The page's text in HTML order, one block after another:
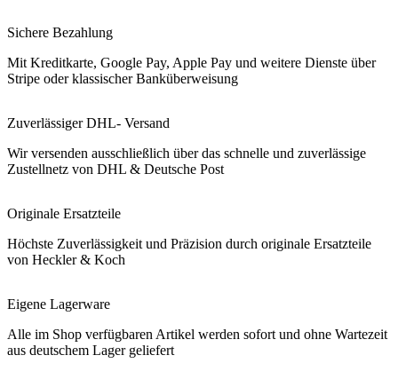
Sichere Bezahlung
Mit Kreditkarte, Google Pay, Apple Pay und weitere Dienste über
Stripe oder klassischer Banküberweisung
Zuverlässiger DHL- Versand
Wir versenden ausschließlich über das schnelle und zuverlässige
Zustellnetz von DHL & Deutsche Post
Originale Ersatzteile
Höchste Zuverlässigkeit und Präzision durch originale Ersatzteile
von Heckler & Koch
Eigene Lagerware
Alle im Shop verfügbaren Artikel werden sofort und ohne Wartezeit
aus deutschem Lager geliefert